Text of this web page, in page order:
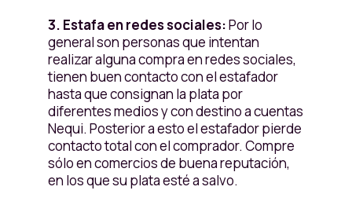
3. Estafa en redes sociales:Por lo
general son personas que intentan
realizar alguna compra en redes sociales,
tienen buen contacto con el estafador
hasta que consignan la plata por
diferentes medios y con destino a cuentas
Nequi. Posterior a esto el estafador pierde
contacto total con el comprador. Compre
sólo en comercios de buena reputación,
en los que su plata esté a salvo.